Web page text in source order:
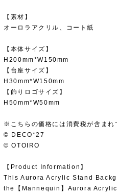
【素材】
オーロラアクリル、コート紙
【本体サイズ】
H200mm*W150mm
【台座サイズ】
H30mm*W150mm
【飾りロゴサイズ】
H50mm*W50mm
※こちらの価格には消費税が含まれ
© DECO*27
© OTOIRO
【Product Information】
This Aurora Acrylic Stand
the【Mannequin】Aurora